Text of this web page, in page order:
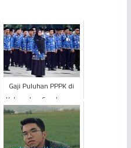
Gaji Puluhan PPPK di
Kabupaten Sarolangun
Tertunda Akibat
Kesalahan Nama Pada
SK